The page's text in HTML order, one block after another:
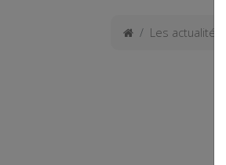
Les actualités